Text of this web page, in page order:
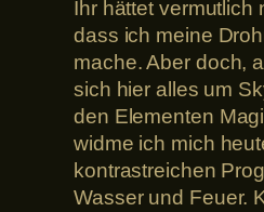
Ihr hättet vermutlich
dass ich meine
mache. Aber doch,
sich hier alles um
den Elementen
widme ich mich
kontrastreichen
Wasser und Feuer.